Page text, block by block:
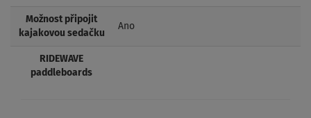
Možnost připojit
kajakovou sedačku
Ano
RIDEWAVE
paddleboards